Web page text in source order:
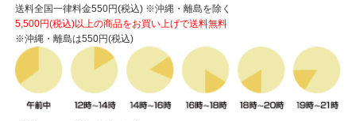
送料全国一律料金550円(税込) ※沖縄・離島を除く
5,500円(税込)以上の商品をお買い上げで送料無料
※沖縄・離島は550円(税込)